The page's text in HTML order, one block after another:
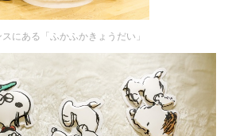
にある「ふかふかきょうだい」